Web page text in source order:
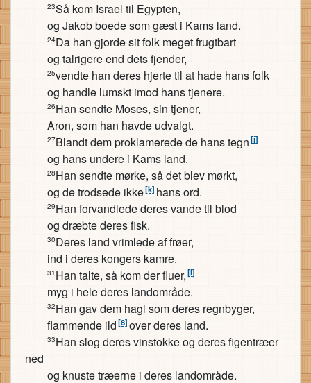
23Så kom Israel til Egypten,
og Jakob boede som gæst i Kams land.
24Da han gjorde sit folk meget frugtbart
og talrigere end dets fjender,
25vendte han deres hjerte til at hade hans folk
og handle lumskt imod hans tjenere.
26Han sendte Moses, sin tjener,
Aron, som han havde udvalgt.
27Blandt dem proklamerede de hans tegn[j]
og hans undere i Kams land.
28Han sendte mørke, så det blev mørkt,
og de trodsede ikke[k]hans ord.
29Han forvandlede deres vande til blod
og dræbte deres fisk.
30Deres land vrimlede af frøer,
ind i deres kongers kamre.
31 Han talte, så kom der fluer,[l]
myg i hele deres landområde.
32Han gav dem hagl som deres regnbyger,
flammende ild[8]over deres land.
33Han slog deres vinstokke og deres figentræer
ned
og knuste træerne i deres landområde.